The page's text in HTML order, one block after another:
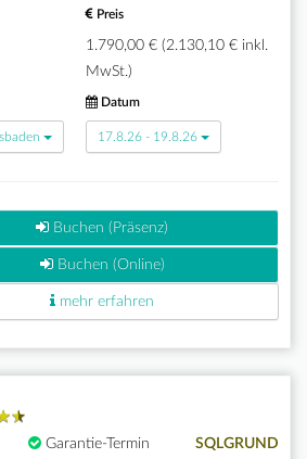
Preis
1.790,00 € (2.130,10 € inkl.
MwSt.)
Datum
17.8.26 - 19.8.26
Buchen (Präsenz)
Buchen (Online)
mehr erfahren
★
★
Garantie-Termin
SQLGRUND